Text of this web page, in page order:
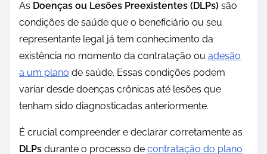
As Doenças ou Lesões Preexistentes (DLPs) são
condições de saúde que o beneficiário ou seu
representante legal já tem conhecimento da
existência no momento da contratação ou adesão
a um plano de saúde. Essas condições podem
variar desde doenças crônicas até lesões que
tenham sido diagnosticadas anteriormente.
É crucial compreender e declarar corretamente as
DLPs durante o processo de contratação do plano